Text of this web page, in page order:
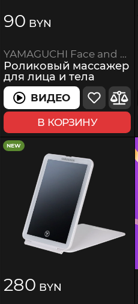
90 BYN
YAMAGUCHI Face and Body 3D Roller
Роликовый массажер
для лица и тела
ВИДЕОВИДЕО
В КОРЗИНУ
NEW
280 BYN